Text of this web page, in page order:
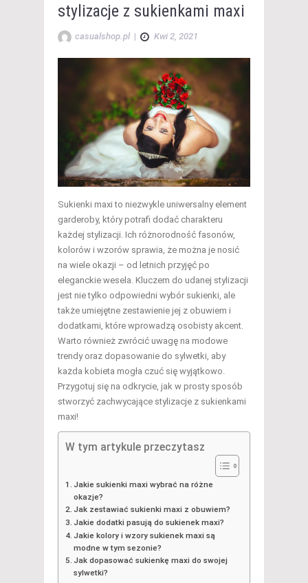
stylizacje z sukienkami maxi
casualshop.pl | Kwi 2, 2021
Sukienki maxi to niezwykle uniwersalny element
garderoby, który potrafi dodać charakteru
każdej stylizacji. Ich różnorodność fasonów,
kolorów i wzorów sprawia, że można je nosić
na wiele okazji – od letnich przyjęć po
eleganckie wesela. Kluczem do udanej stylizacji
jest nie tylko odpowiedni wybór sukienki, ale
także umiejętne zestawienie jej z obuwiem i
dodatkami, które wprowadzą osobisty akcent.
Warto również zwrócić uwagę na modowe
trendy oraz dopasowanie do sylwetki, aby
każda kobieta mogła czuć się wyjątkowo.
Przygotuj się na odkrycie, jak w prosty sposób
stworzyć zachwycające stylizacje z sukienkami
maxi!
W tym artykule przeczytasz
Jakie sukienki maxi wybrać na różne
okazje?
Jak zestawiać sukienki maxi z obuwiem?
Jakie dodatki pasują do sukienek maxi?
Jakie kolory i wzory sukienek maxi są
modne w tym sezonie?
Jak dopasować sukienkę maxi do swojej
sylwetki?